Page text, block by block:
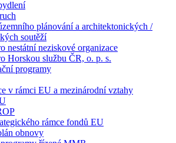
plánování a architektonických /
soutěží
nestátní neziskové organizace
Horskou službu ČR, o. p. s.
programy
v rámci EU a mezinárodní vztahy
rámce fondů EU
obnovy